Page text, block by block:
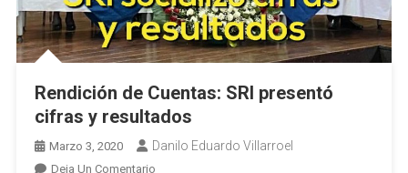
Rendición de Cuentas: SRI presentó
cifras y resultados
Marzo 3, 2020 Danilo Eduardo Villarroel
Deja Un ComentarioEn